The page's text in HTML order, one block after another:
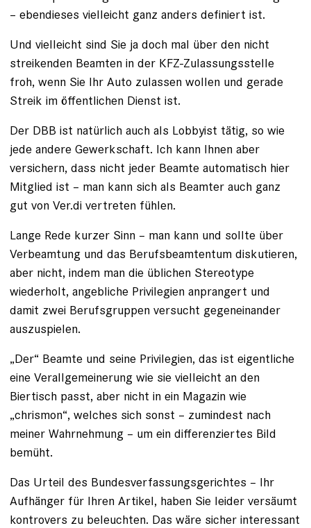
– ebendieses vielleicht ganz anders definiert ist.
Und vielleicht sind Sie ja doch mal über den nicht
streikenden Beamten in der KFZ-Zulassungsstelle
froh, wenn Sie Ihr Auto zulassen wollen und gerade
Streik im öffentlichen Dienst ist.
Der DBB ist natürlich auch als Lobbyist tätig, so wie
jede andere Gewerkschaft. Ich kann Ihnen aber
versichern, dass nicht jeder Beamte automatisch hier
Mitglied ist – man kann sich als Beamter auch ganz
gut von Ver.di vertreten fühlen.
Lange Rede kurzer Sinn – man kann und sollte über
Verbeamtung und das Berufsbeamtentum diskutieren,
aber nicht, indem man die üblichen Stereotype
wiederholt, angebliche Privilegien anprangert und
damit zwei Berufsgruppen versucht gegeneinander
auszuspielen.
„Der“ Beamte und seine Privilegien, das ist eigentliche
eine Verallgemeinerung wie sie vielleicht an den
Biertisch passt, aber nicht in ein Magazin wie
„chrismon“, welches sich sonst – zumindest nach
meiner Wahrnehmung – um ein differenziertes Bild
bemüht.
Das Urteil des Bundesverfassungsgerichtes – Ihr
Aufhänger für Ihren Artikel, haben Sie leider versäumt
kontrovers zu beleuchten. Das wäre sicher interessant